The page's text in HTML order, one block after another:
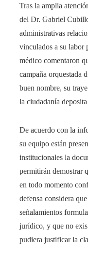
Tras la amplia
del Dr. Gabriel
administrativas
vinculados a su labor
médico comentaron
campaña orquestada
buen nombre, su
la ciudadanía
De acuerdo con la
su equipo están
institucionales la
permitirán demostrar
en todo momento
defensa considera
señalamientos
jurídico, y que no
pudiera justificar la